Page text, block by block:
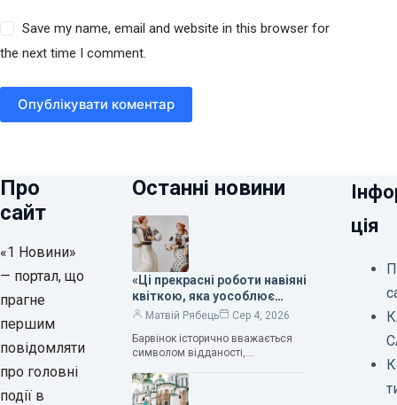
Save my name, email and website in this browser for
the next time I comment.
Опублікувати коментар
Про
сайт
«1 Новини»
— портал, що
прагне
першим
повідомляти
про головні
події в
Останні новини
«Ці прекрасні роботи навіяні
квіткою, яка уособлює
нескінченне кохання», —
Людмила Карпінська-
Романюк
Матвій Рябець
Сер 4, 2026
Барвінок історично вважається
символом відданості,
та тривалого подружнього союзу.
Саме тому ця рослина надихала і
ція